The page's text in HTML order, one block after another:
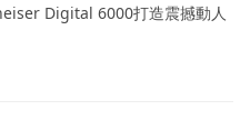
Digital 6000打造震撼動人